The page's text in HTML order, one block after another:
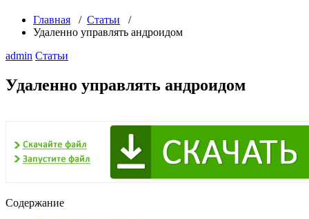
Главная / Статьи /
Удаленно управлять андроидом
admin Статьи
Удаленно управлять андроидом
Содержание